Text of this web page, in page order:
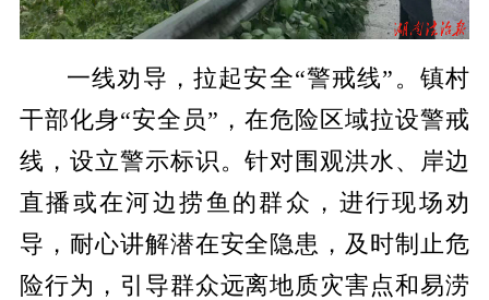
一线劝导，拉起安全“警戒线”。镇村
干部化身“安全员”，在危险区域拉设警戒
线，设立警示标识。针对围观洪水、岸边
直播或在河边捞鱼的群众，进行现场劝
导，耐心讲解潜在安全隐患，及时制止危
险行为，引导群众远离地质灾害点和易涝